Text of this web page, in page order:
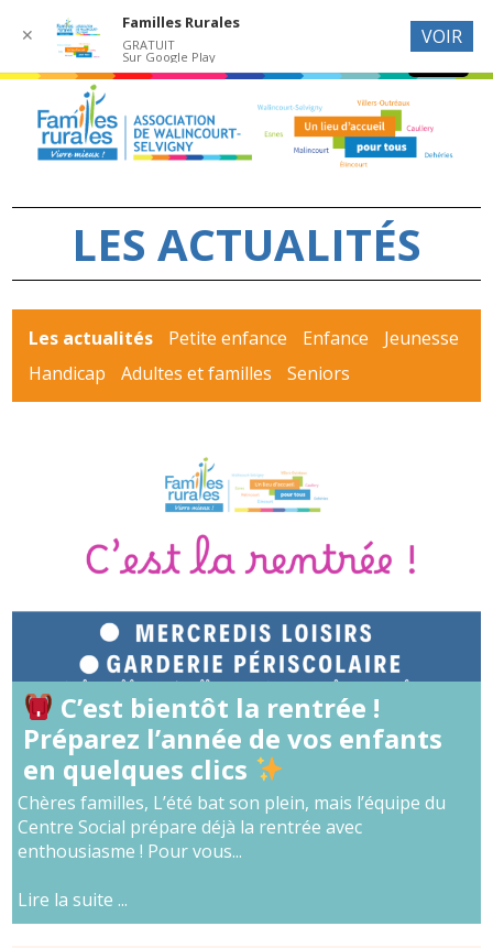
LES ACTUALITÉS
Les actualités Petite enfance Enfance
Jeunesse
Handicap
Adultes et familles Seniors
C’est bientôt la rentrée !
Préparez l’année de vos enfants
en quelques clics
Chères familles, L’été bat son plein, mais l’équipe du
Centre Social prépare déjà la rentrée avec
enthousiasme ! Pour vous...
Lire la suite ...
✕
Familles Rurales
GRATUIT
Sur Google Play
VOIR